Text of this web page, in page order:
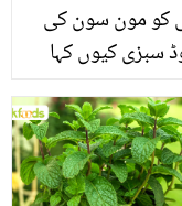
کو مون سون کی
سبزی کیوں کہا
جانیں وٹامنز،
اینٹی آکسیڈنٹس
اس سبزی کے